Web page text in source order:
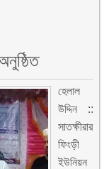
হেলাল
উদ্দিন ::
সাতক্ষীরার
ফিংড়ী
ইউনিয়ন